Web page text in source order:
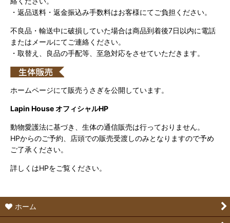
・返品送料・返金振込み手数料はお客様にてご負担ください。
不良品・輸送中に破損していた場合は商品到着後7日以内に電話
またはメールにてご連絡ください。
・取替え、良品の手配等、至急対応をさせていただきます。
ホームページにて販売うさぎを公開しています。
Lapin House オフィシャルHP
動物愛護法に基づき、生体の通信販売は行っておりません。
HPからのご予約、店頭での販売受渡しのみとなりますので予め
ご了承ください。
詳しくはHPをご覧ください。
ホーム